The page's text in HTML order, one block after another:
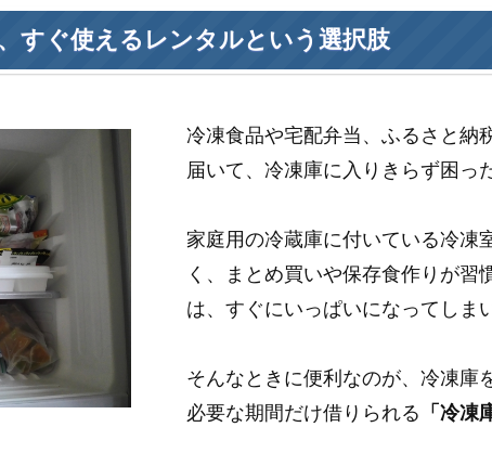
すぐ使えるレンタルという選択肢
冷凍食品や宅配弁当、ふるさと納
届いて、冷凍庫に入りきらず困っ
家庭用の冷蔵庫に付いている冷凍
く、まとめ買いや保存食作りが習
は、すぐにいっぱいになってしま
そんなときに便利なのが、冷凍庫
必要な期間だけ借りられる 「冷凍